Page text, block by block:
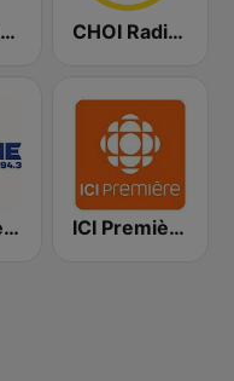
Energie Québec 98.9 FM CHOI Radio X 98.1 FM
CKMF Energie Montréal 94.3 FM ICI Première Québec